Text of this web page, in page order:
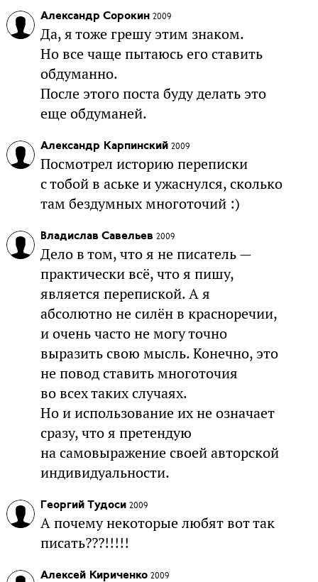
Александр Сорокин 2009
Да, я тоже грешу этим знаком.
Но все чаще пытаюсь его ставить
обдуманно.
После этого поста буду делать это
еще обдуманей.
Александр Карпинский 2009
Посмотрел историю переписки
с тобой в аське и ужаснулся, сколько
там бездумных многоточий :)
Владислав Савельев 2009
Дело в том, что я не писатель —
практически всё, что я пишу,
является перепиской. А я
абсолютно не силён в красноречии,
и очень часто не могу точно
выразить свою мысль. Конечно, это
не повод ставить многоточия
во всех таких случаях.
Но и использование их не означает
сразу, что я претендую
на самовыражение своей авторской
индивидуальности.
Георгий Тудоси 2009
А почему некоторые любят вот так
писать???!!!!!
Алексей Кириченко 2009